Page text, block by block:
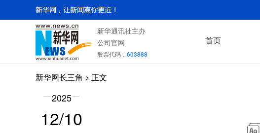
新华通讯社主办
公司官网
股票代码： 603888
首页
新华网长三角 > 正文
2025
12/10